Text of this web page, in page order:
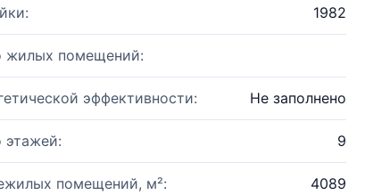
1982
жилых помещений:
эффективности: Не заполнено
этажей: 9
помещений, м²: 4089